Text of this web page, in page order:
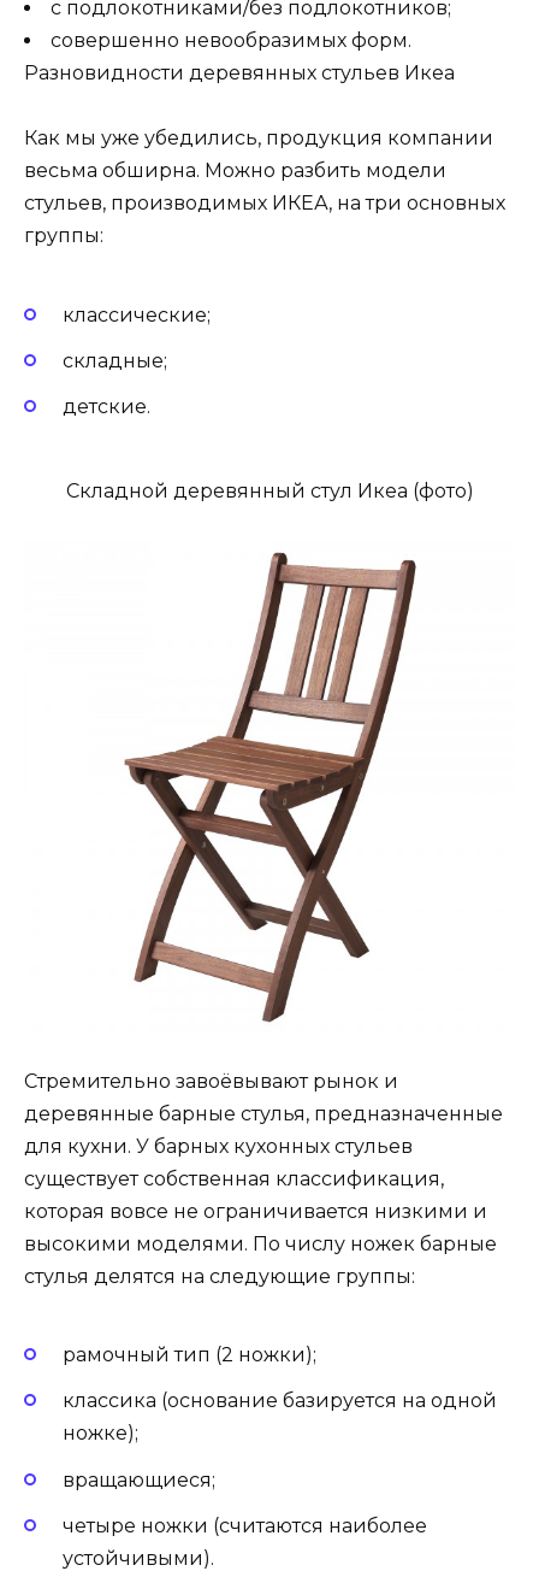
с подлокотниками/без подлокотников;
совершенно невообразимых форм.
Разновидности деревянных стульев Икеа
Как мы уже убедились, продукция компании
весьма обширна. Можно разбить модели
стульев, производимых ИКЕА, на три основных
группы:
классические;
складные;
детские.
Складной деревянный стул Икеа (фото)
Стремительно завоёвывают рынок и
деревянные барные стулья, предназначенные
для кухни. У барных кухонных стульев
существует собственная классификация,
которая вовсе не ограничивается низкими и
высокими моделями. По числу ножек барные
стулья делятся на следующие группы:
рамочный тип (2 ножки);
классика (основание базируется на одной
ножке);
вращающиеся;
четыре ножки (считаются наиболее
устойчивыми).